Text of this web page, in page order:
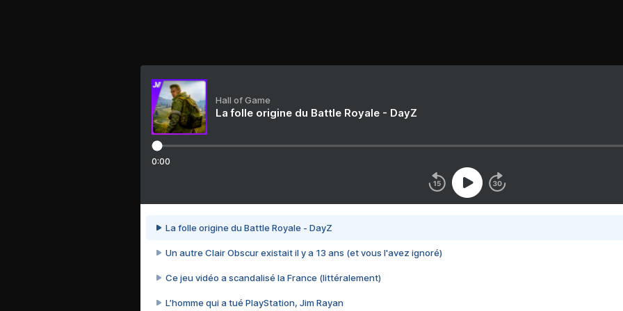
Hall of Game
La folle origine du Battle Royale - DayZ
0:00
La folle origine du Battle Royale - DayZ
Un autre Clair Obscur existait il y a 13 ans (et vous l'avez ignoré)
Ce jeu vidéo a scandalisé la France (littéralement)
L’homme qui a tué PlayStation, Jim Rayan